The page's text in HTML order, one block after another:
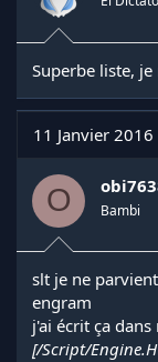
:
Superbe liste,
11 Janvier 2016
O Bambi
slt je ne
engram
j'ai écrit ça
[/Script/